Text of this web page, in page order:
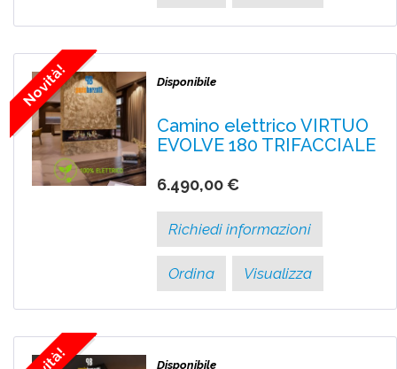
Novità! Disponibile
Camino elettrico VIRTUO
EVOLVE 180 TRIFACCIALE
6.490,00 €
Richiedi informazioni
Ordina Visualizza
Disponibile